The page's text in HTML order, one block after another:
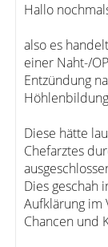
Hallo
also es
einer Naht-/
Entzündung
Diese hätte
Chefarztes
Dies geschah
Aufklärung im
Chancen und